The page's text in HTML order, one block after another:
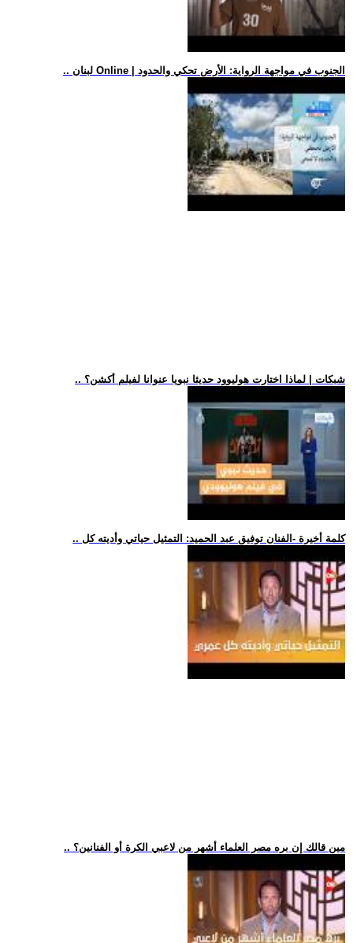
.. لبنان Online | الجنوب في مواجهة الرواية: الأرض تحكي والحدود
.. شبكات | لماذا اختارت هوليوود حديثا نبويا عنوانا لفيلم أكشن؟
.. كلمة أخيرة -الفنان توفيق عبد الحميد: التمثيل حياتي وأديته كل
.. مين قالك إن بره مصر العلماء أشهر من لاعبي الكرة أو الفنانين؟